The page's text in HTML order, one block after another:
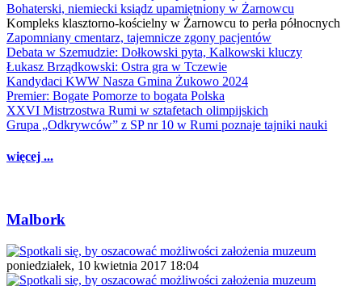
Bohaterski, niemiecki ksiądz upamiętniony w Żarnowcu
Kompleks klasztorno-kościelny w Żarnowcu to perła północnych
Zapomniany cmentarz, tajemnicze zgony pacjentów
Debata w Szemudzie: Dołkowski pyta, Kalkowski kluczy
Łukasz Brządkowski: Ostra gra w Tczewie
Kandydaci KWW Nasza Gmina Żukowo 2024
Premier: Bogate Pomorze to bogata Polska
XXVI Mistrzostwa Rumi w sztafetach olimpijskich
Grupa „Odkrywców” z SP nr 10 w Rumi poznaje tajniki nauki
więcej ...
Malbork
poniedziałek, 10 kwietnia 2017 18:04